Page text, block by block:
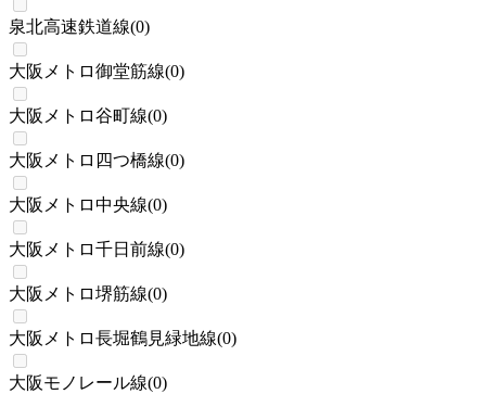
泉北高速鉄道線(0)
大阪メトロ御堂筋線(0)
大阪メトロ谷町線(0)
大阪メトロ四つ橋線(0)
大阪メトロ中央線(0)
大阪メトロ千日前線(0)
大阪メトロ堺筋線(0)
大阪メトロ長堀鶴見緑地線(0)
大阪モノレール線(0)